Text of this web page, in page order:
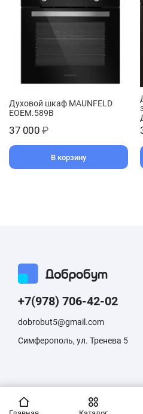
Духовой шкаф MAUNFELD
EOEM.589B
37 000 ₽
В корзину
+7(978) 706-42-02
dobrobut5@gmail.com
Симферополь, ул. Тренева 5
Информация, размещенная на
офертой